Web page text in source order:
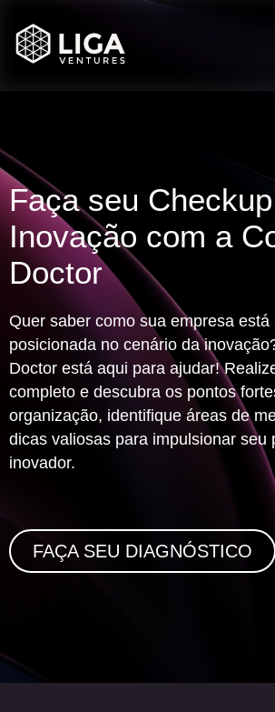
Faça seu
Inovação com a
Doctor
Quer saber como sua empresa está
posicionada no cenário da
Doctor está aqui para ajudar!
completo e descubra os pontos
organização, identifique áreas de
dicas valiosas para impulsionar seu
inovador.
FAÇA SEU DIAGNÓSTICO